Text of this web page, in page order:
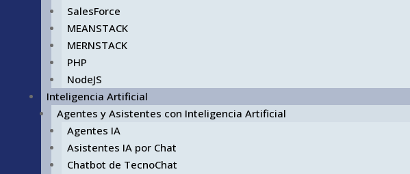
SalesForce
MEANSTACK
MERNSTACK
PHP
NodeJS
Inteligencia Artificial
Agentes y Asistentes con Inteligencia Artificial
Agentes IA
Asistentes IA por Chat
Chatbot de TecnoChat